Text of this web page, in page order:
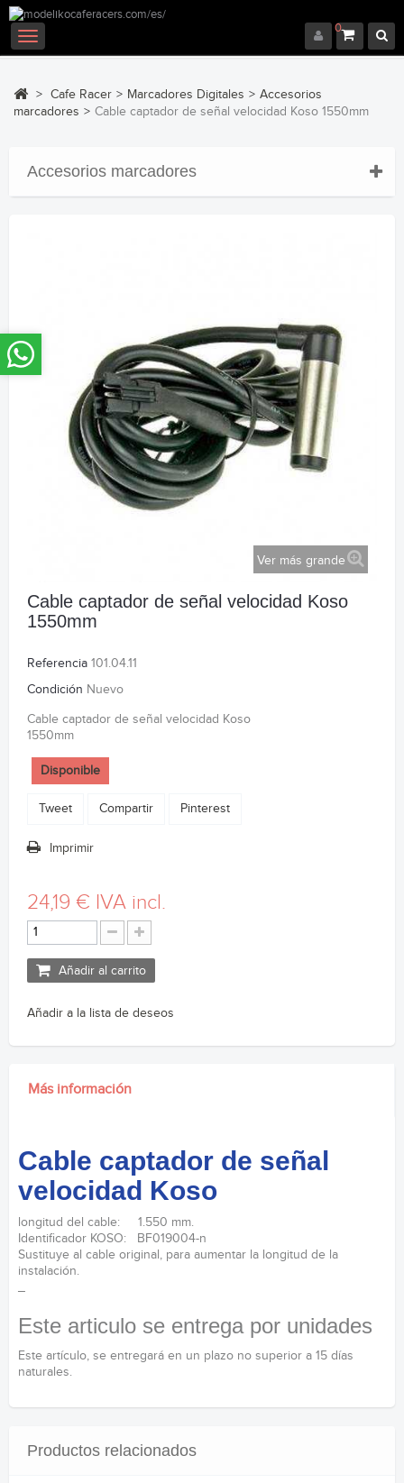
0
Navegación
Toggle
> Cafe Racer > Marcadores Digitales > Accesorios
marcadores > Cable captador de señal velocidad Koso 1550mm
Accesorios marcadores
Ver más grande
Cable captador de señal velocidad Koso
1550mm
Referencia 101.04.11
Condición Nuevo
Cable captador de señal velocidad Koso
1550mm
Disponible
Tweet Compartir Pinterest
Imprimir
24,19 € IVA incl.
Añadir al carrito
Añadir a la lista de deseos
Más información
Cable captador de señal
velocidad Koso
longitud del cable: 1.550 mm.
Identificador KOSO: BF019004-n
Sustituye al cable original, para aumentar la longitud de la
instalación.
Este articulo se entrega por unidades
Este artículo, se entregará en un plazo no superior a 15 días
naturales.
Productos relacionados